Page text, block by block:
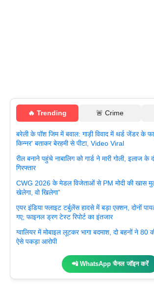
🔥 Trending 🚨 Crime
बरेली के पॉश जिम में बवाल: गाड़ी विवाद में थर्ड जेंडर के
किन्नर' बताकर बेरहमी से पीटा, Video Viral
रील बनाने पहुंचे नाबालिग को गार्ड ने मारी गोली, इलाज के
गिरफ्तार
CWG 2026 के मेडल विजेताओं से PM मोदी की खास
खेलेगा, वो खिलेगा”
एयर इंडिया फ्लाइट टर्बुलेंस हादसे में बड़ा एक्शन, दोनों
गए; फाइनल ड्रग टेस्ट रिपोर्ट का इंतजार
ग्वालियर में मोबाइल लूटकर भागा बदमाश, दो बहनों ने 80
ऐसे पकड़ा आरोपी
📲 WhatsApp चैनल जॉइन करें